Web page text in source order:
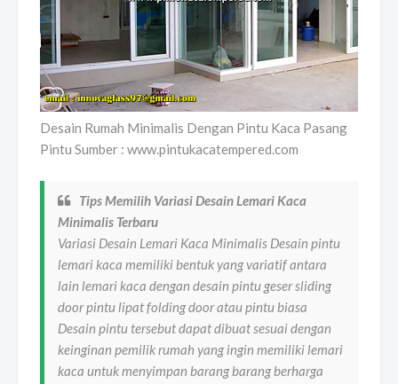
Desain Rumah Minimalis Dengan Pintu Kaca Pasang
Pintu Sumber : www.pintukacatempered.com
Tips Memilih Variasi Desain Lemari Kaca
Minimalis Terbaru
Variasi Desain Lemari Kaca Minimalis Desain pintu
lemari kaca memiliki bentuk yang variatif antara
lain lemari kaca dengan desain pintu geser sliding
door pintu lipat folding door atau pintu biasa
Desain pintu tersebut dapat dibuat sesuai dengan
keinginan pemilik rumah yang ingin memiliki lemari
kaca untuk menyimpan barang barang berharga